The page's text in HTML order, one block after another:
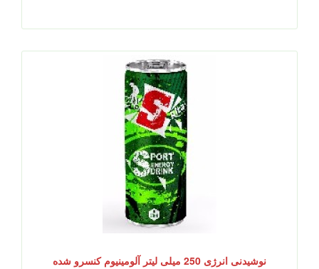
نوشیدنی انرژی 250 میلی لیتر آلومینیوم کنسرو شده